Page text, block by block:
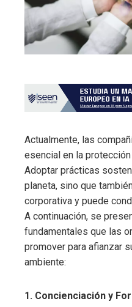
Actualmente, las
esencial en la
Adoptar prácticas
planeta, sino que
corporativa y puede
A continuación, se
fundamentales que las
promover para afianzar
ambiente:
1. Concienciación y